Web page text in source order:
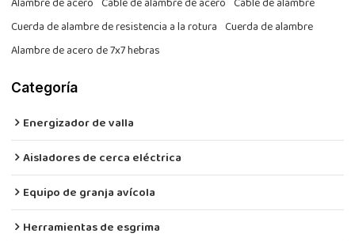
Alambre de acero Cable de alambre de acero Cable de alambre
Cuerda de alambre de resistencia a la rotura Cuerda de alambre
Alambre de acero de 7x7 hebras
Categoría
Energizador de valla
Aisladores de cerca eléctrica
Equipo de granja avícola
Herramientas de esgrima